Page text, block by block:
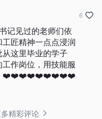
记见过的老师们依
匠精神一点点浸润
这里毕业的学子
作岗位，用技能服
赞！❤️❤️❤️❤️❤️❤️❤️❤️❤️
6
精彩评论